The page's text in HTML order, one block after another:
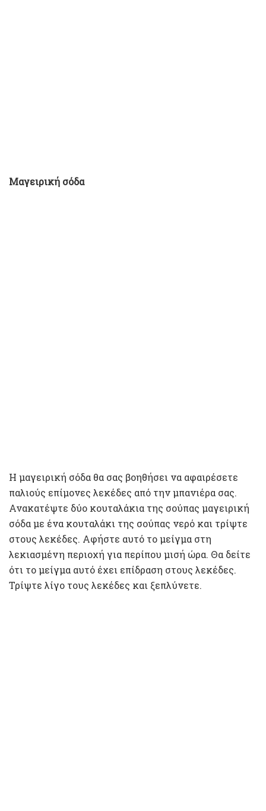
Μαγειρική σόδα
Η μαγειρική σόδα θα σας βοηθήσει να αφαιρέσετε
παλιούς επίμονες λεκέδες από την μπανιέρα σας.
Ανακατέψτε δύο κουταλάκια της σούπας μαγειρική
σόδα με ένα κουταλάκι της σούπας νερό και τρίψτε
στους λεκέδες. Αφήστε αυτό το μείγμα στη
λεκιασμένη περιοχή για περίπου μισή ώρα. Θα δείτε
ότι το μείγμα αυτό έχει επίδραση στους λεκέδες.
Τρίψτε λίγο τους λεκέδες και ξεπλύνετε.